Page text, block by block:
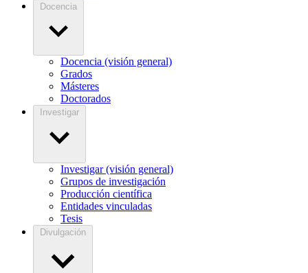
Docencia
Docencia (visión general)
Grados
Másteres
Doctorados
Investigar
Investigar (visión general)
Grupos de investigación
Producción científica
Entidades vinculadas
Tesis
Divulgación